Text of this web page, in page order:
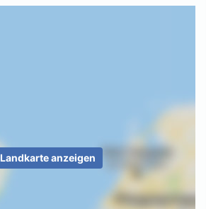
Landkarte anzeigen